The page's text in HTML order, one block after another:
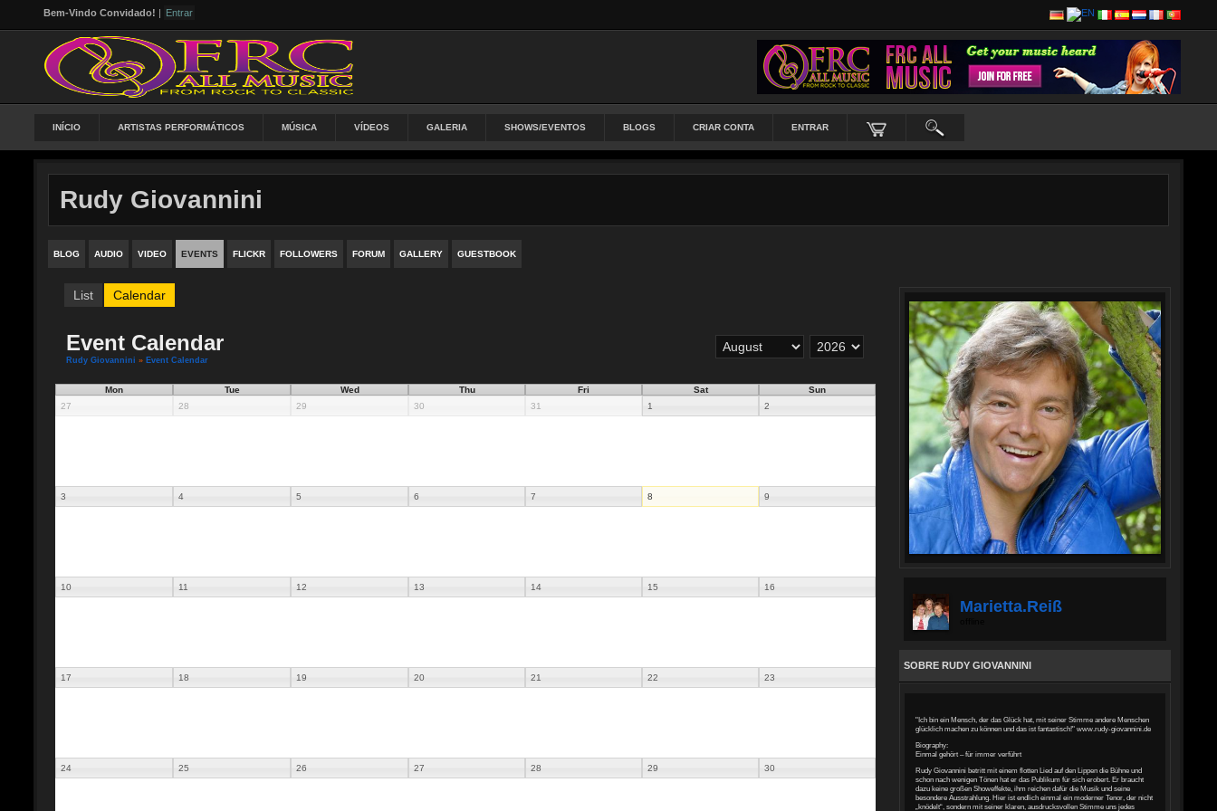
Bem-Vindo Convidado! | Entrar
INÍCIO ARTISTAS PERFORMÁTICOS MÚSICA VÍDEOS GALERIA SHOWS/EVENTOS BLOGS CRIAR CONTA ENTRAR
Rudy Giovannini
BLOG AUDIO VIDEO EVENTS FLICKR FOLLOWERS FORUM GALLERY GUESTBOOK
List Calendar
Event Calendar
Rudy Giovannini » Event Calendar
Mon Tue Wed Thu Fri Sat
Sun
27
28 29 30 31 1 2
3 4 5 6 7 8 9
10 11 12 13 14 15 16
17 18 19 20 21 22 23
24 25 26 27 28 29 30
Marietta.reiß
SOBRE RUDY GIOVANNINI
"Ich bin ein Mensch, der das Glück hat, mit seiner Stimme andere Menschen
glücklich machen zu können und das ist fantastisch!" www.rudy-giovannini.de
Biography:
Einmal gehört – für immer verführt
Rudy Giovannini betritt mit einem flotten Lied auf den Lippen die Bühne und
schon nach wenigen Tönen hat er das Publikum für sich erobert. Er braucht
dazu keine großen Showeffekte, ihm reichen dafür die Musik und seine
besondere Ausstrahlung. Hier ist endlich einmal ein moderner Tenor, der nicht
„knödelt“, sondern mit seiner klaren, ausdrucksvollen Stimme uns jedes